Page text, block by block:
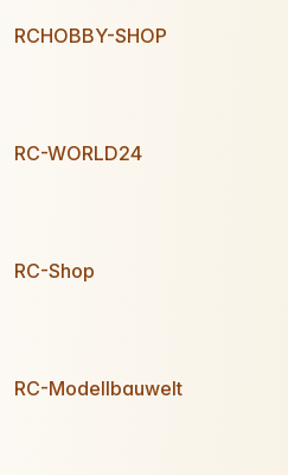
RCHOBBY-SHOP
RC-WORLD24
RC-Shop
RC-Modellbauwelt